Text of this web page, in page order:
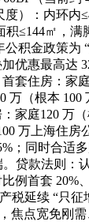
）：内环内
≤144㎡，满
积金政策为
优惠最高达
套住房：家
万（根本 100
家庭120 万
万上海住房
；同时合适
贷款法则：
例首套 20%
税延续 “只征
焦点宽免刚